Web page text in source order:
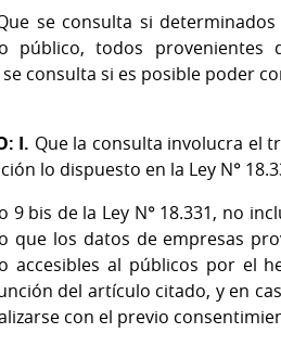
se consulta si
público, todos
consulta si es posible poder
I. Que la consulta involucra el
lo dispuesto en la Ley N°
9 bis de la Ley N° 18.331, no
que los datos de empresas
accesibles al públicos por el
del artículo citado, y en
con el previo